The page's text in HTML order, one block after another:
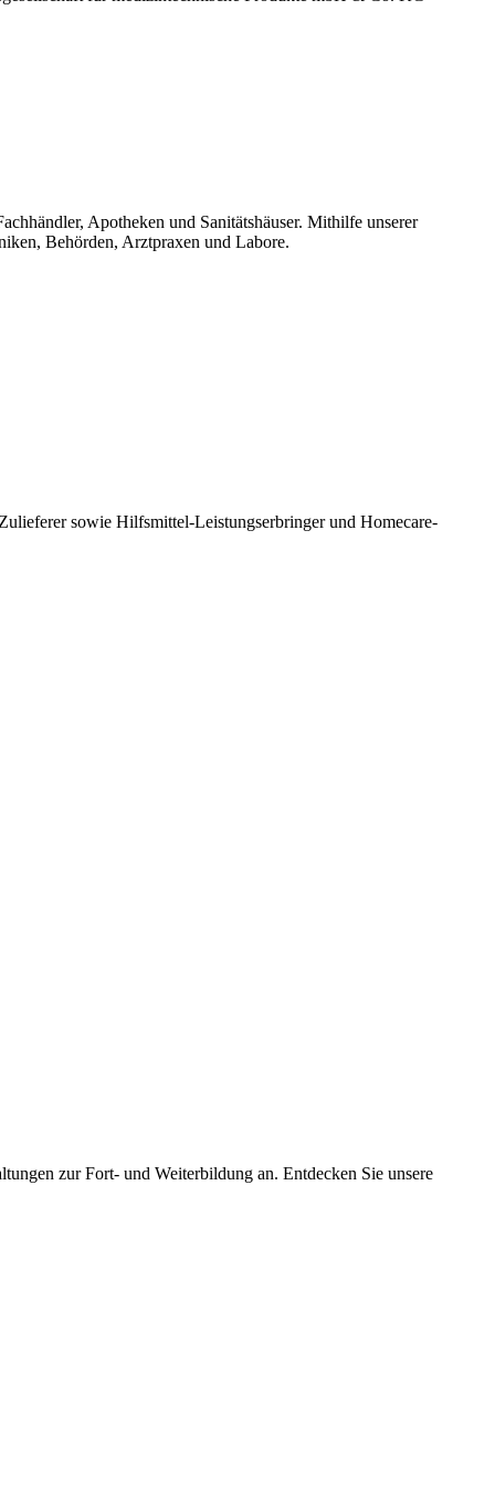
Apotheken und Sanitätshäuser. Mithilfe unserer
Behörden, Arztpraxen und Labore.
sowie Hilfsmittel-Leistungserbringer und Homecare-
zur Fort- und Weiterbildung an. Entdecken Sie unsere